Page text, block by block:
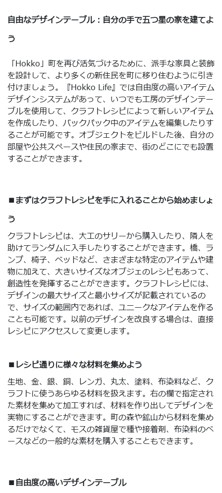
自由なデザインテーブル：自分の手で五つ星の家を建てよ
う
「Hokko」町を再び活気づけるために、派手な家具と装飾
を設計して、より多くの新住民を町に移り住むように引き
付けましょう。『Hokko Life』では自由度の高いアイテム
デザインシステムがあって、いつでも工房のデザインテー
ブルを使用して、クラフトレシピによって新しいアイテム
を作成したり、バックパック中のアイテムを編集したりす
ることが可能です。オブジェクトをビルドした後、自分の
部屋や公共スペースや住民の家まで、街のどこにでも設置
することができます。
■まずはクラフトレシピを手に入れることから始めましょ
う
クラフトレシピは、大工のサリーから購入したり、隣人を
助けてランダムに入手したりすることができます。橋、ラ
ンプ、椅子、ベッドなど、さまざまな特定のアイテムや建
物に加えて、大きいサイズなオブジェのレシピもあって、
創造性を発揮することができます。クラフトレシピには、
デザインの最大サイズと最小サイズが記載されているの
で、サイズの範囲内であれば、ユニークなアイテムを作る
ことも可能です。以前のデザインを改良する場合は、直接
レシピにアクセスして変更します。
■レシピ通りに様々な材料を集めよう
生地、金、銀、銅、レンガ、丸太、塗料、布染料など、ク
ラフトに使うあらゆる材料を扱えます。右の欄で指定され
た素材を集めて加工すれば、材料を作り出してデザインを
実物にすることができます。町の森や鉱山から材料を集め
るだけでなくて、モスの雑貨屋で種や接着剤、布染料のベ
ースなどの一般的な素材を購入することもできます。
■自由度の高いデザインテーブル